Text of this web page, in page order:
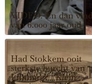
VIDEO. En dan
van 6.000 jaar oud
Had Stokkem ooit
sterkste burcht van
Limburg? “Klein